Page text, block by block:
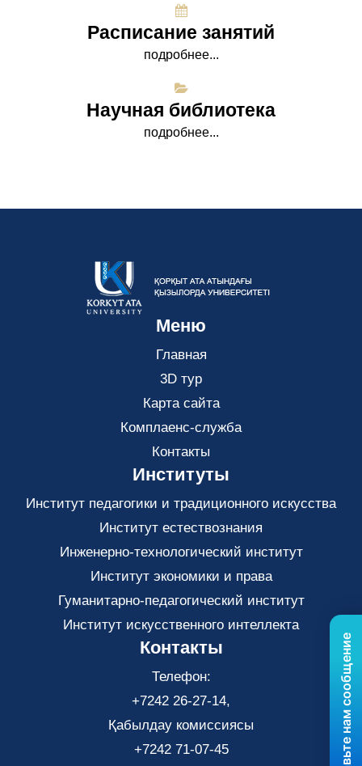
Расписание занятий
подробнее...
Научная библиотека
подробнее...
Меню
Главная
3D тур
Карта сайта
Комплаенс-служба
Контакты
Институты
Институт педагогики и традиционного искусства
Институт естествознания
Инженерно-технологический институт
Институт экономики и права
Гуманитарно-педагогический институт
Институт искусственного интеллекта
Контакты
Телефон:
+7242 26-27-14,
Қабылдау комиссиясы
+7242 71-07-45
Отправьте нам сообщение